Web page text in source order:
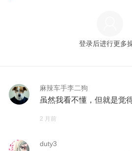
登录后进行更多
麻辣车手李二狗
虽然我看不懂，但就是觉
2 月前
duty3